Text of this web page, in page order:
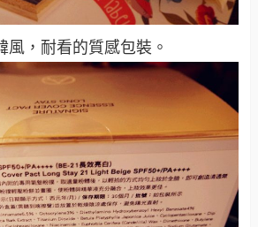
風，耐看的質感包裝。